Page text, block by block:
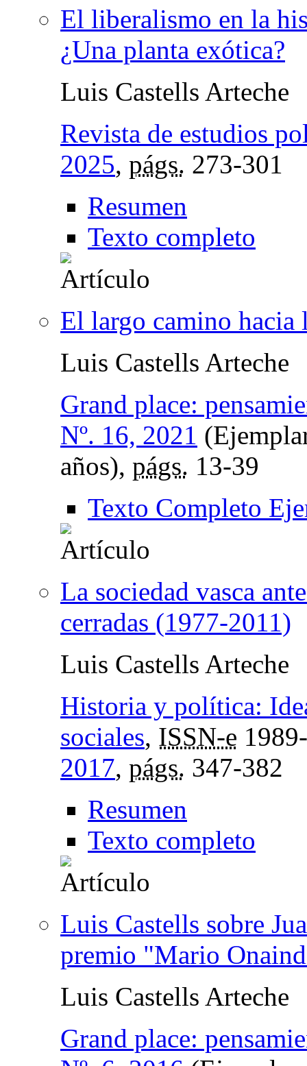
El liberalismo en la
¿Una planta exótica?
Luis Castells Arteche
Revista de estudios
2025, págs. 273-301
Resumen
Texto completo
El largo camino
Luis Castells Arteche
Grand place:
Nº. 16, 2021
años), págs. 13-39
Texto Completo
La sociedad vasca
cerradas (1977-2011)
Luis Castells Arteche
Historia y política:
sociales, ISSN-e
2017, págs. 347-382
Resumen
Texto completo
Luis Castells sobre
premio "Mario
Luis Castells Arteche
Grand place: